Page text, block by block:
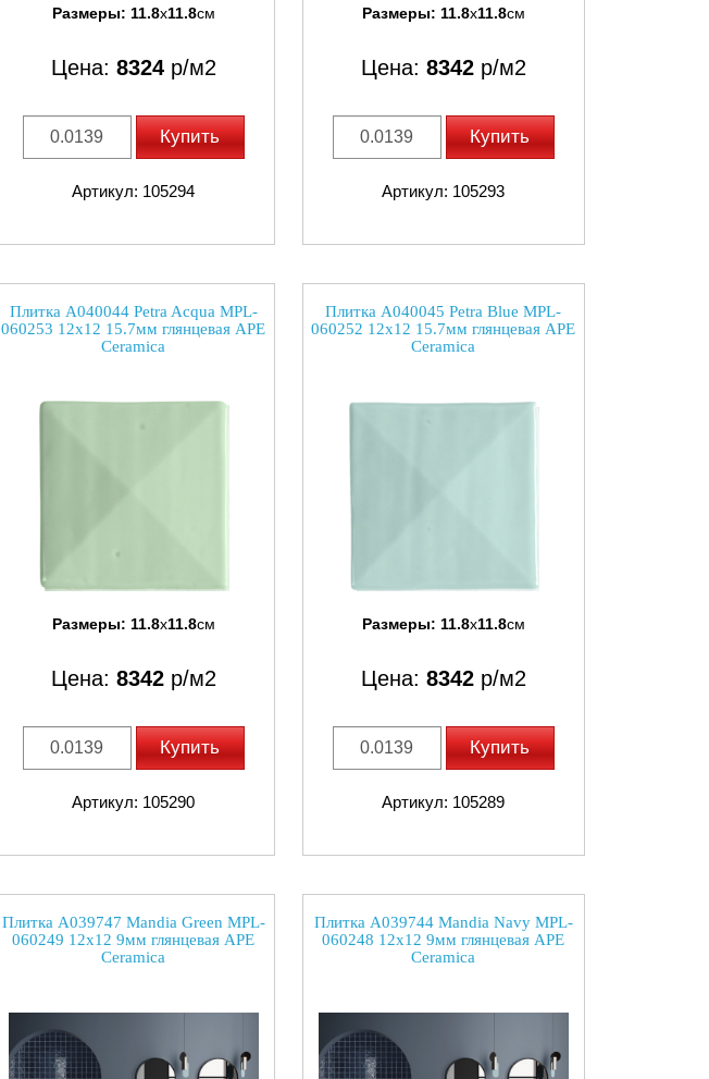
Размеры: 11.8x11.8см
Цена: 8324р/м2
Купить
Артикул: 105294
Размеры: 11.8x11.8см
Цена: 8342р/м2
Купить
Артикул: 105293
Плитка A040044 Petra Acqua MPL-
060253 12x12 15.7мм глянцевая APE
Ceramica
Размеры: 11.8x11.8см
Цена: 8342р/м2
Купить
Артикул: 105290
Плитка A040045 Petra Blue MPL-
060252 12x12 15.7мм глянцевая APE
Ceramica
Размеры: 11.8x11.8см
Цена: 8342р/м2
Купить
Артикул: 105289
Плитка A039747 Mandia Green MPL-
060249 12x12 9мм глянцевая APE
Ceramica
Плитка A039744 Mandia Navy MPL-
060248 12x12 9мм глянцевая APE
Ceramica